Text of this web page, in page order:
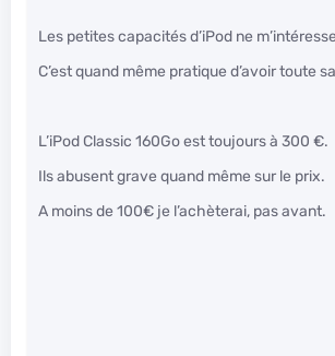
Les petites capacités d’iPod ne
C’est quand même pratique d’avoir toute
L’iPod Classic 160Go est toujours à 300 €.
Ils abusent grave quand même sur le prix.
A moins de 100€ je l’achèterai, pas avant.